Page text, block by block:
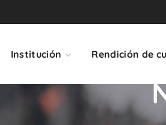
Institución Rendición de